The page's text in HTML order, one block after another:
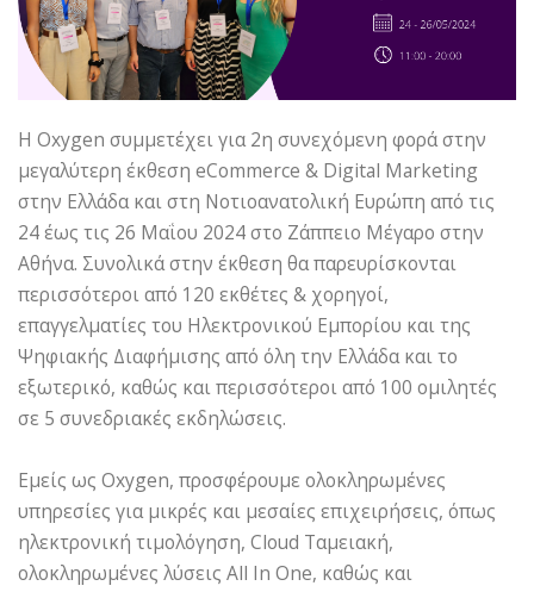
Η Oxygen συμμετέχει για 2η συνεχόμενη φορά στην
μεγαλύτερη έκθεση eCommerce & Digital Marketing
στην Ελλάδα και στη Νοτιοανατολική Ευρώπη από τις
24 έως τις 26 Μαΐου 2024 στο Ζάππειο Μέγαρο στην
Αθήνα. Συνολικά στην έκθεση θα παρευρίσκονται
περισσότεροι από 120 εκθέτες & χορηγοί,
επαγγελματίες του Ηλεκτρονικού Εμπορίου και της
Ψηφιακής Διαφήμισης από όλη την Ελλάδα και το
εξωτερικό, καθώς και περισσότεροι από 100 ομιλητές
σε 5 συνεδριακές εκδηλώσεις.
Εμείς ως Oxygen, προσφέρουμε ολοκληρωμένες
υπηρεσίες για μικρές και μεσαίες επιχειρήσεις, όπως
ηλεκτρονική τιμολόγηση, Cloud Ταμειακή,
ολοκληρωμένες λύσεις All In One, καθώς και